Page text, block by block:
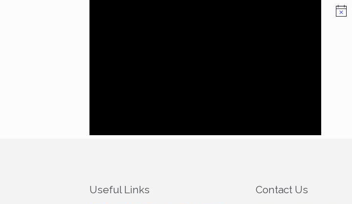
N
Useful Links Contact Us